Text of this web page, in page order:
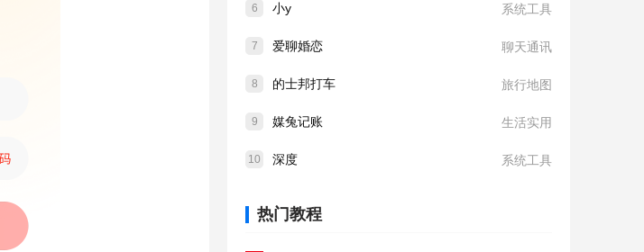
6 小y 系统工具
7 爱聊婚恋 聊天通讯
8 的士邦打车 旅行地图
9 媒兔记账 生活实用
10 深度 系统工具
热门教程